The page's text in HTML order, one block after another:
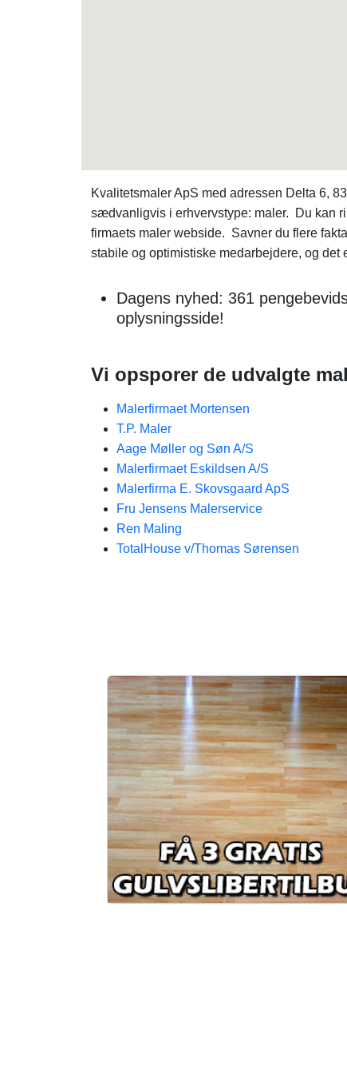
Kvalitetsmaler ApS med adressen Delta 6,
sædvanligvis i erhvervstype: maler. Du kan
firmaets maler webside. Savner du flere
stabile og optimistiske medarbejdere, og det
Dagens nyhed: 361
oplysningsside!
Vi opsporer de udvalgte
Malerfirmaet Mortensen
T.P. Maler
Aage Møller og Søn A/S
Malerfirmaet Eskildsen A/S
Malerfirma E. Skovsgaard ApS
Fru Jensens Malerservice
Ren Maling
TotalHouse v/Thomas Sørensen